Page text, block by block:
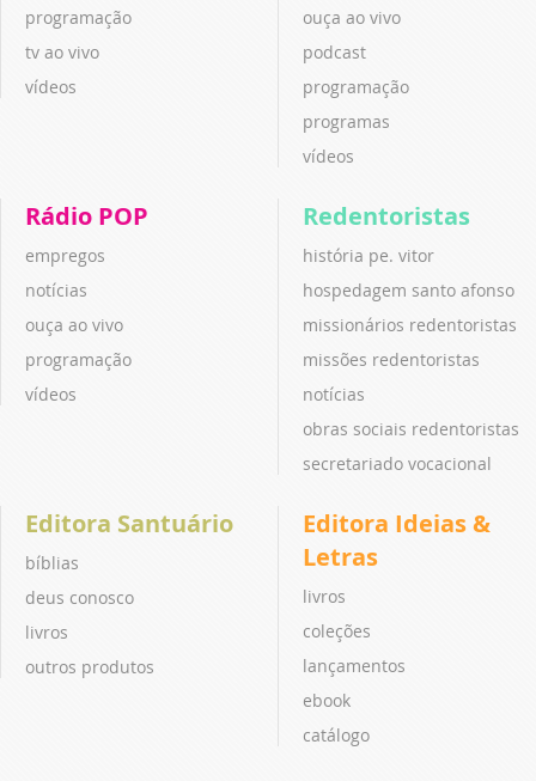
programação
tv ao vivo
vídeos
ouça ao vivo
podcast
programação
programas
vídeos
Rádio POP
empregos
notícias
ouça ao vivo
programação
vídeos
Redentoristas
história pe. vitor
hospedagem santo afonso
missionários redentoristas
missões redentoristas
notícias
obras sociais redentoristas
secretariado vocacional
Editora Santuário
bíblias
deus conosco
livros
outros produtos
Editora Ideias &
Letras
livros
coleções
lançamentos
ebook
catálogo